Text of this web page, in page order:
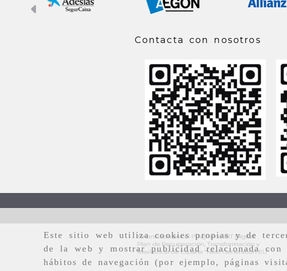
Este sitio web utiliza cookies propias y de
de la web y mostrar publicidad relacionada
hábitos de navegación (por ejemplo, páginas
Anterior
Contacta con nosotros